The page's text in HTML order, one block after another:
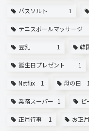
バスソルト 1
テニスボールマッサージ
豆乳 1 韓
誕生日プレゼント 1
Netflix 1 母の日 1
業務スーパー 1 ピ
正月行事 1 お正